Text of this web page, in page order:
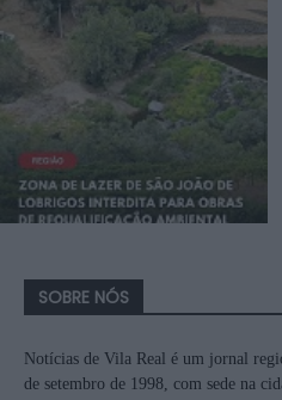
SOBRE NÓS
Notícias de Vila Real é um jornal
de setembro de 1998, com sede na